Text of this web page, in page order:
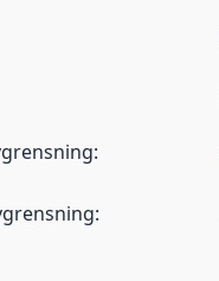
:
: